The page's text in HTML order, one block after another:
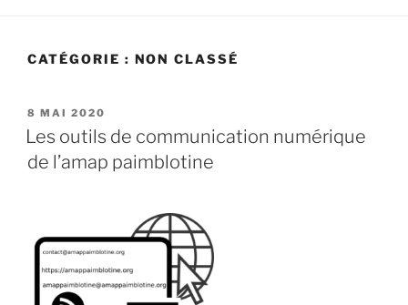
CATÉGORIE : NON CLASSÉ
PUBLIÉ
LE
8 MAI 2020
Les outils de communication numérique
de l’amap paimblotine